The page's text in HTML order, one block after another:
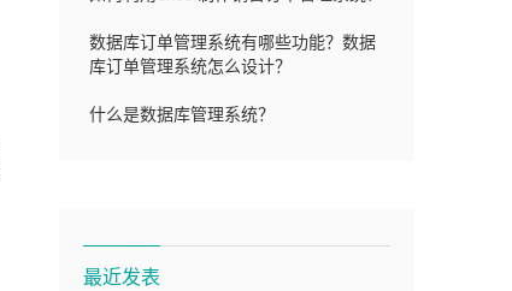
数据库订单管理系统有哪些功能？数据
库订单管理系统怎么设计？
什么是数据库管理系统？
最近发表